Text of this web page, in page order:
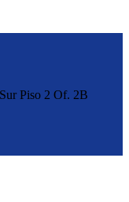
Piso 2 Of. 2B